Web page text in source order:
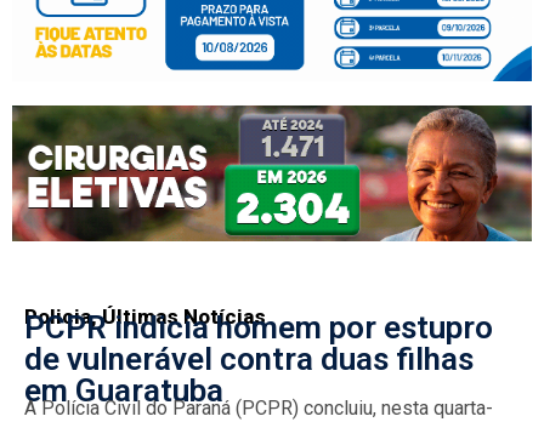
Policia,Últimas Notícias
PCPR indicia homem por estupro
de vulnerável contra duas filhas
em Guaratuba
A Polícia Civil do Paraná (PCPR) concluiu, nesta quarta-